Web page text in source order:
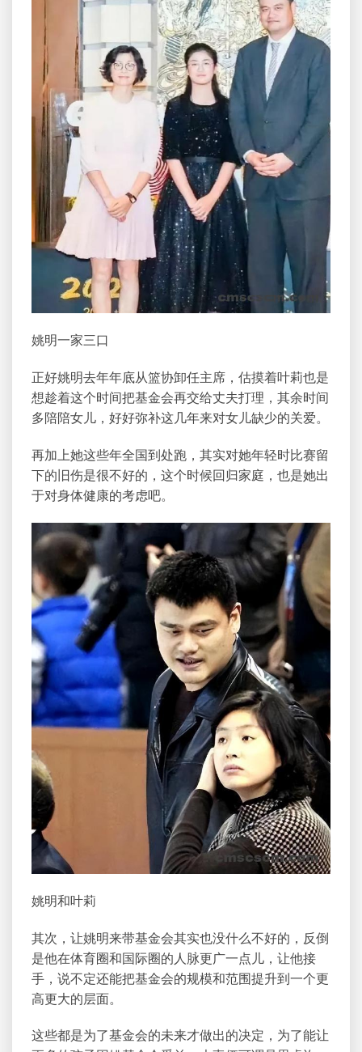
姚明一家三口
正好姚明去年年底从篮协卸任主席，估摸着叶莉也是
想趁着这个时间把基金会再交给丈夫打理，其余时间
多陪陪女儿，好好弥补这几年来对女儿缺少的关爱。
再加上她这些年全国到处跑，其实对她年轻时比赛留
下的旧伤是很不好的，这个时候回归家庭，也是她出
于对身体健康的考虑吧。
姚明和叶莉
其次，让姚明来带基金会其实也没什么不好的，反倒
是他在体育圈和国际圈的人脉更广一点儿，让他接
手，说不定还能把基金会的规模和范围提升到一个更
高更大的层面。
这些都是为了基金会的未来才做出的决定，为了能让